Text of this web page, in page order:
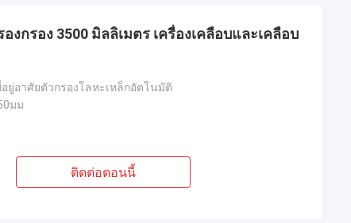
งกรอง 3500 มิลลิเมตร เครื่องเคลือบและเคลือบ
ยู่อาศัยตัวกรองโลหะเหล็กอัตโนมัติ
มม
ติดต่อตอนนี้